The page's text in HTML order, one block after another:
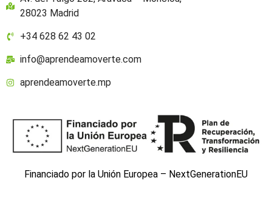
28023 Madrid
+34 628 62 43 02
info@aprendeamoverte.com
aprendeamoverte.mp
Financiado por la Unión Europea – NextGenerationEU